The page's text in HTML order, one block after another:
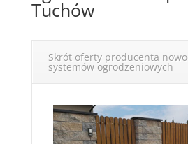
Tuchów
Skrót oferty producenta
systemów ogrodzeniowych